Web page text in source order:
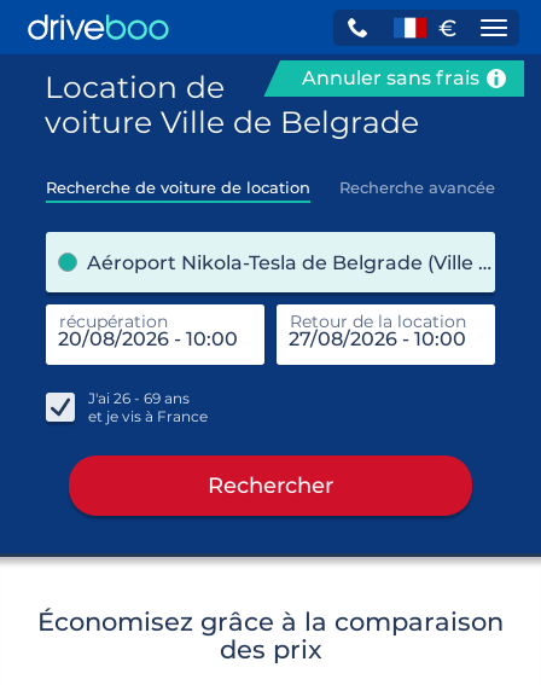
€
Annuler sans frais
Location de
voiture Ville de Belgrade
Recherche de voiture de location Recherche avancée
Aéroport Nikola-Tesla de Belgrade (Ville de Belgrade / Serbie)
récupération Retour de la location
J'ai 26 - 69 ans
et je vis à France
Rechercher
Économisez grâce à la comparaison
des prix